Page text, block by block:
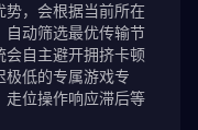
势，会根据当前所在
自动筛选最优传输节
会自主避开拥挤卡顿
极低的专属游戏专
走位操作响应滞后等